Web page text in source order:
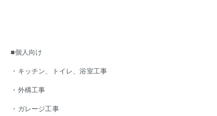
■個人向け
・キッチン、トイレ、浴室工事
・外構工事
・ガレージ工事